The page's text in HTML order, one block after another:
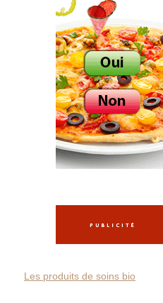
Les produits de soins bio